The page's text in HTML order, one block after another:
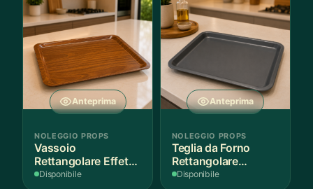
Anteprima
NOLEGGIO PROPS
Vassoio
Rettangolare Effetto
Legno
Disponibile
Anteprima
NOLEGGIO PROPS
Teglia da Forno
Rettangolare
Antiaderente
Disponibile